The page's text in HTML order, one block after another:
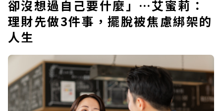
卻沒想過自己要什麼」…艾蜜莉：
理財先做3件事，擺脫被焦慮綁架的
人生